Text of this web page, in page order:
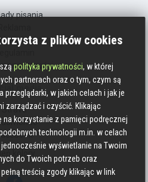
pisania
Kontakt
prywatności
media
Strava
kolory
z plików cookies
polityka prywatności, w której
partnerach oraz o tym, czym są
przeglądarki, w jakich celach i jak je
zarządzać i czyścić. Klikając
korzystanie z pamięci podręcznej
technologii m.in. w celach
wyświetlanie na Twoim
do Twoich potrzeb oraz
treścią zgody klikając w link